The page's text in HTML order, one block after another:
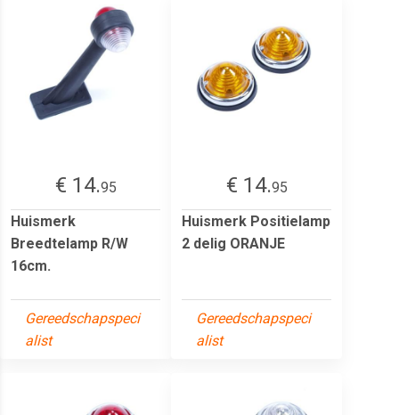
€ 14.95
Huismerk
Breedtelamp R/W
16cm.
Gereedschapspeci
alist
€ 14.95
Huismerk Positielamp
2 delig ORANJE
Gereedschapspeci
alist